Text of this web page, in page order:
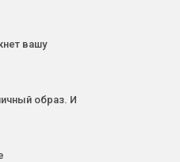
вашу
образ. И